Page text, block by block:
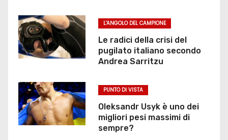
L'ANGOLO DEL CAMPIONE
Le radici della crisi del
pugilato italiano secondo
Andrea Sarritzu
PUNTO DI VISTA
Oleksandr Usyk è uno dei
migliori pesi massimi di
sempre?